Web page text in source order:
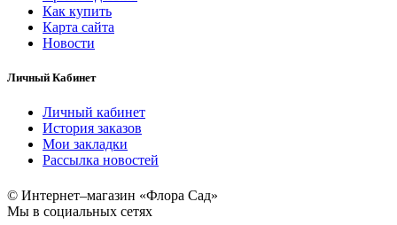
Как купить
Карта сайта
Новости
Личный Кабинет
Личный кабинет
История заказов
Мои закладки
Рассылка новостей
© Интернет–магазин «Флора Сад»
Мы в социальных сетях